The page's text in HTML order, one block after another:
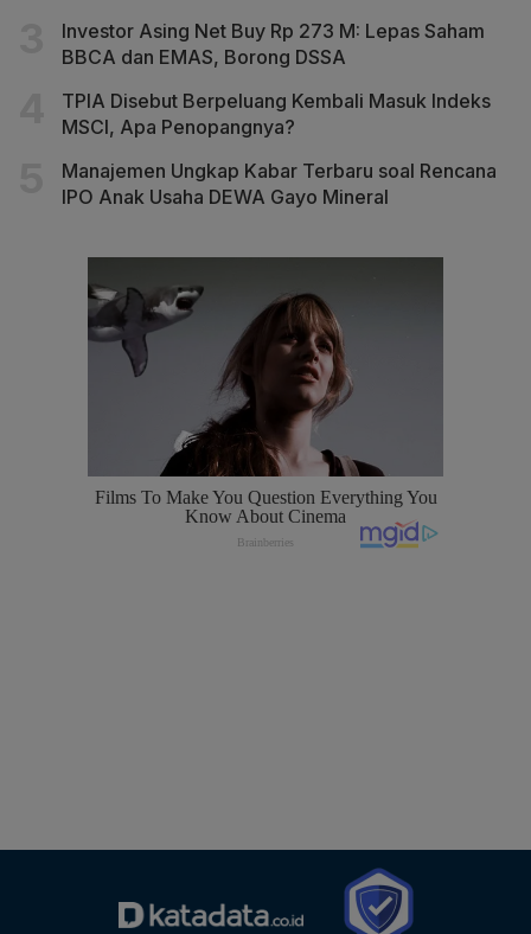
Investor Asing Net Buy Rp 273 M: Lepas Saham
BBCA dan EMAS, Borong DSSA
TPIA Disebut Berpeluang Kembali Masuk Indeks
MSCI, Apa Penopangnya?
Manajemen Ungkap Kabar Terbaru soal Rencana
IPO Anak Usaha DEWA Gayo Mineral